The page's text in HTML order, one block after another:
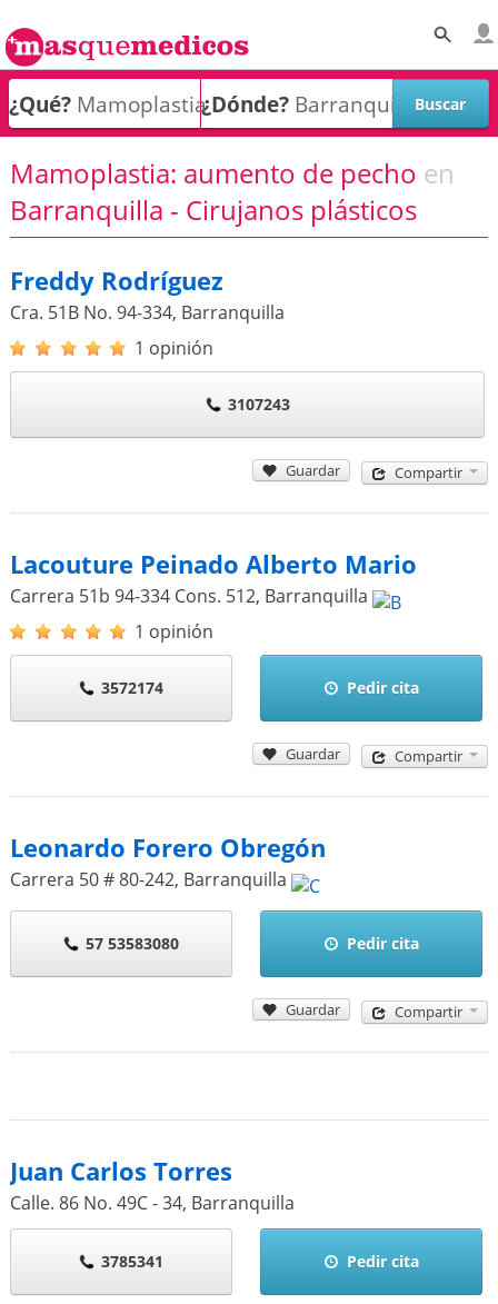
¿Qué? ¿Dónde?
Mamoplastia: aumento de pecho en
Barranquilla - Cirujanos plásticos
Freddy Rodríguez
Cra. 51B No. 94-334, Barranquilla
1 opinión
3107243
Guardar Compartir
Lacouture Peinado Alberto Mario
Carrera 51b 94-334 Cons. 512, Barranquilla
1 opinión
3572174 Pedir cita
Guardar Compartir
Leonardo Forero Obregón
Carrera 50 # 80-242, Barranquilla
57 53583080 Pedir cita
Guardar Compartir
Juan Carlos Torres
Calle. 86 No. 49C - 34, Barranquilla
3785341 Pedir cita